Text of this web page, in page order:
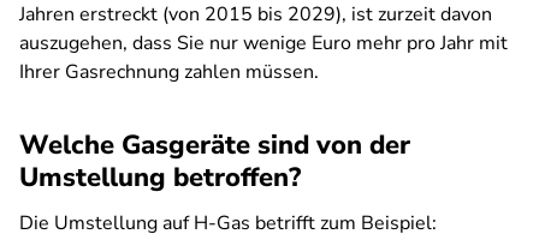
Jahren erstreckt (von 2015 bis 2029), ist zurzeit davon
auszugehen, dass Sie nur wenige Euro mehr pro Jahr mit
Ihrer Gasrechnung zahlen müssen.
Welche Gasgeräte sind von der
Umstellung betroffen?
Die Umstellung auf H-Gas betrifft zum Beispiel: